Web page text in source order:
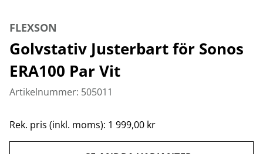
FLEXSON
Golvstativ Justerbart för Sonos
ERA100 Par Vit
Artikelnummer: 505011
Rek. pris (inkl. moms): 1 999,00 kr